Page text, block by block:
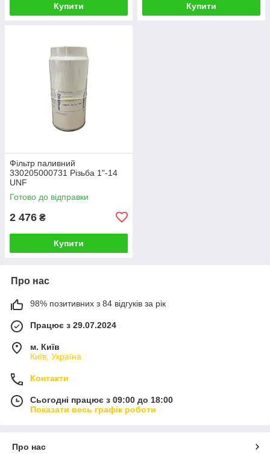
Купити Купити
Фільтр паливний
330205000731 Різьба 1"-14
UNF
Готово до відправки
2 476 ₴
Купити
Про нас
98% позитивних з 84 відгуків за рік
Працює з 29.07.2024
м. Київ
Київ, Україна
Контакти
Сьогодні працює з 09:00 до 18:00
Показати весь графік роботи
Про нас